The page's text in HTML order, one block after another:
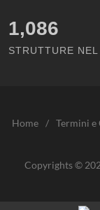
1,086
STRUTTURE
Home / Termini e
Copyrights ©